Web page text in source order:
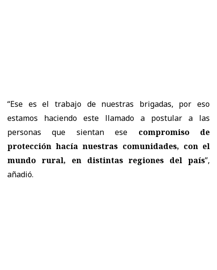
“Ese es el trabajo de nuestras brigadas, por eso
estamos haciendo este llamado a postular a las
personas que sientan ese compromiso de
protección hacía nuestras comunidades, con el
mundo rural, en distintas regiones del país”,
añadió.